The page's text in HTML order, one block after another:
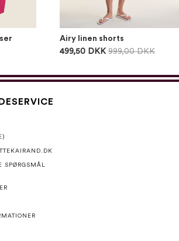
Airy linen shorts
499,50 DKK 999,00 DKK
SPØRGSMÅL